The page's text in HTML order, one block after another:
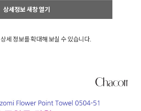
상세정보 새창 열기
상세 정보를 확대해 보실 수 있습니다.